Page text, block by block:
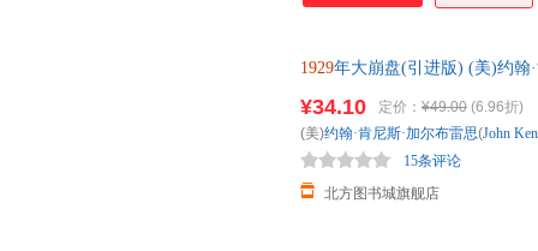
1929年大崩盘(引进版) (美)约翰
送达
¥34.10 定价： ¥49.00 (6.96折)
北方图书城旗舰店
15条评论
(美)约翰·肯尼斯·加尔布雷思(John